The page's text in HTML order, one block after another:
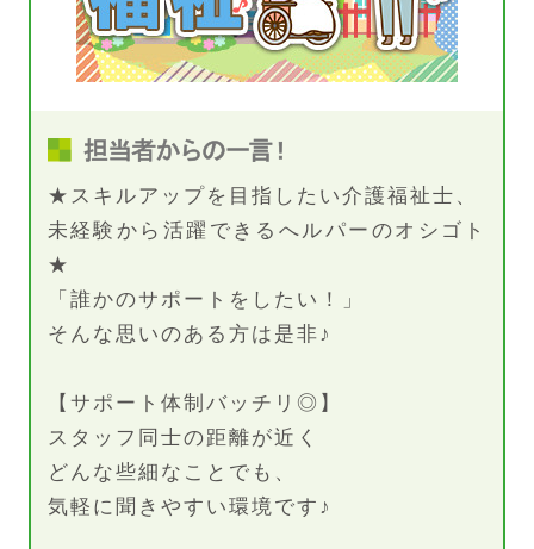
★スキルアップを目指したい介護福祉士、
未経験から活躍できるへルパーのオシゴト
★
「誰かのサポートをしたい！」
そんな思いのある方は是非♪
【サポート体制バッチリ◎】
スタッフ同士の距離が近く
どんな些細なことでも、
気軽に聞きやすい環境です♪